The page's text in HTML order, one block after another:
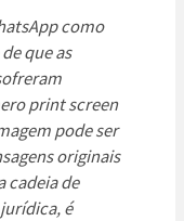
como
que as
print screen
pode ser
originais
cadeia de
é